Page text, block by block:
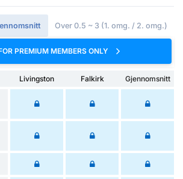
Over 0.5 ~ 3 (1. omg. / 2. omg.)
PREMIUM MEMBERS ONLY
Livingston Falkirk
Gjennomsnitt